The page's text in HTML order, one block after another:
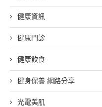
健康資訊
健康門診
健康飲食
健身保養 網路分享
光電美肌